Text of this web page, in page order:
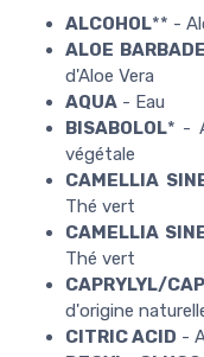
ALCOHOL** -
ALOE
d'Aloe Vera
AQUA - Eau
BISABOLOL* -
végétale
CAMELLIA
Thé vert
CAMELLIA
Thé vert
CAPRYLYL/
d'origine
CITRIC ACID -